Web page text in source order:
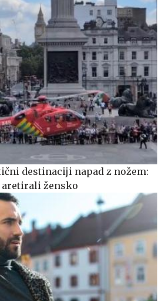
destinaciji napad z nožem:
žensko